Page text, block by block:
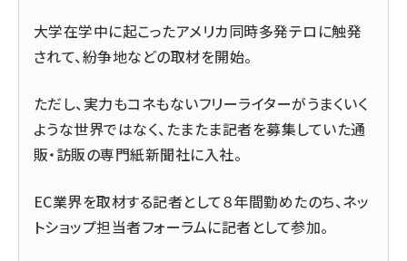
大学在学中に起こったアメリカ同時多発テロに触発
されて、紛争地などの取材を開始。
ただし、実力もコネもないフリーライターがうまくいく
ような世界ではなく、たまたま記者を募集していた通
販・訪販の専門紙新聞社に入社。
EC業界を取材する記者として８年間勤めたのち、ネッ
トショップ担当者フォーラムに記者として参加。